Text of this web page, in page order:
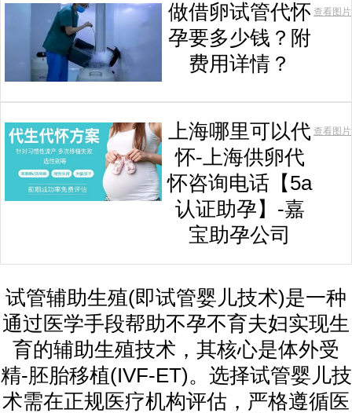
做借卵试管代怀
孕要多少钱？附
费用详情？
查看图片
上海哪里可以代
怀-上海供卵代
怀咨询电话【5a
认证助孕】-嘉
宝助孕公司
查看图片
试管辅助生殖(即试管婴儿技术)是一种
通过医学手段帮助不孕不育夫妇实现生
育的辅助生殖技术，其核心是体外受
精-胚胎移植(IVF-ET)。选择试管婴儿技
术需在正规医疗机构评估，严格遵循医